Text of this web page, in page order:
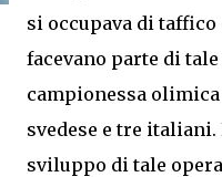
si occupava di
facevano parte di
campionessa
svedese e tre
sviluppo di tale